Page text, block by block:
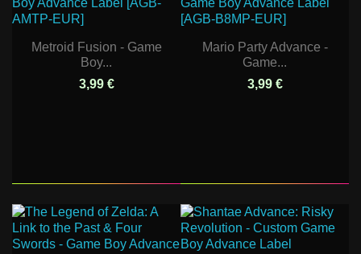
Metroid Fusion - Game
Boy...
3,99 €
Mario Party Advance -
Game...
3,99 €